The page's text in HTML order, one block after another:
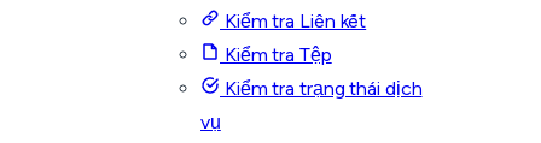
Kiểm tra Liên kết
Kiểm tra Tệp
Kiểm tra trạng thái dịch
vụ